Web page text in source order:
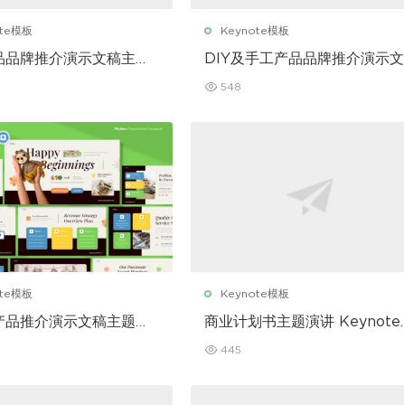
模板
品牌推介演示文稿主题
Keynote模板
DIY及手工产品品牌推介演示文
548
模板
品推介演示文稿主题演
Keynote模板
商业计划书主题演讲 Keynote
445